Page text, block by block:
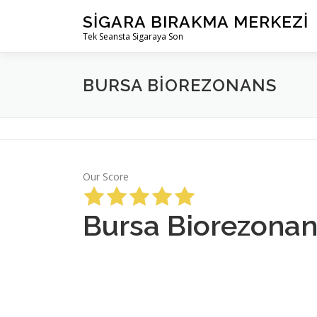
SIGARA BIRAKMA MERKEZI
Tek Seansta Sigaraya Son
BURSA BIOREZONANS
Our Score
Bursa